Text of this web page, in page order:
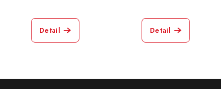
Detail Detail